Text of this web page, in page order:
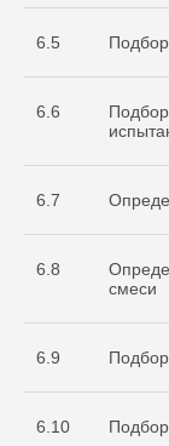
6.5
6.6
6.7
6.8
смеси
6.9
6.10
по
ОСТАВИТЬ